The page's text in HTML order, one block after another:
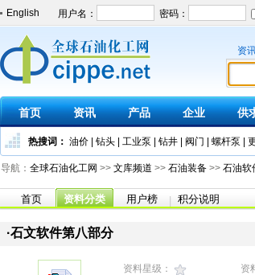
English
资
首页 资讯 产品 企业 供
热搜词： 油价| 钻头| 工业泵 钻井| 阀门 螺杆泵
导航： 全球石油化工网 >> 文库频道 >> 石油装备>> 石油软
首页 资料分类 用户榜 积分说明
·石文软件第八部分
资料星级：
资